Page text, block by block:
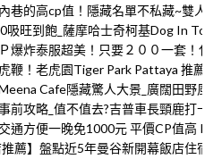
巷的高cp值！隱藏名單不私藏~雙人
吸旺到飽_薩摩哈士奇柯基Dog In
爆炸泰服超美！只要２００一套！化
鞭！老虎園Tiger Park Pattaya 推薦
Cafe隱藏驚人大景_廣闊田野風_
前攻略_值不值去?吉普車長頸鹿打卡
通方便一晚免1000元 平價CP值高
推薦】盤點近5年曼谷新開幕飯店住宿